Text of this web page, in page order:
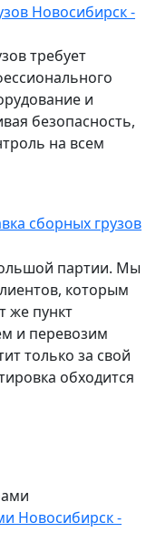
Новосибирск -
требует
и
безопасность,
на всем
сборных грузов
партии. Мы
которым
же пункт
и перевозим
только за свой
обходится
Новосибирск -